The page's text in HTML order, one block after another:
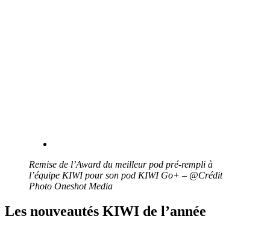
Remise de l’Award du meilleur pod pré-rempli à
l’équipe KIWI pour son pod KIWI Go+ – @Crédit
Photo Oneshot Media
Les nouveautés KIWI de l’année